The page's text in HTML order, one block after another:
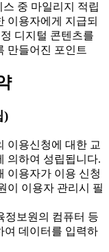
중 마일리지 적립
이용자에게 지급되
디지털 콘텐츠를
만들어진 포인트
)
이용신청에 대한 교
의하여 성립됩니다.
이용자가 이용 신청
이 이용자 관리시 필
정보원의 컴퓨터 등
여 데이터를 입력하